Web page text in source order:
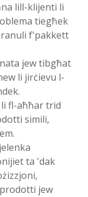
lill-klijenti li
tiegħek
f'pakkett
jew tibgħat
li jirċievu l-
fl-aħħar trid
simili,
ta 'dak
jew